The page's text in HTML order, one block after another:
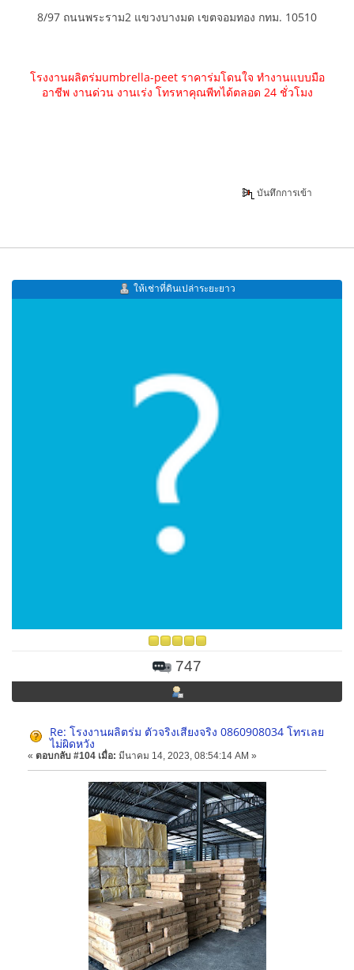
8/97 ถนนพระราม2 แขวงบางมด เขตจอมทอง กทม. 10510
โรงงานผลิตร่มumbrella-peet ราคาร่มโดนใจ ทำงานแบบมือ
อาชีพ งานด่วน งานเร่ง โทรหาคุณพีทได้ตลอด 24 ชั่วโมง
บันทึกการเข้า
ให้เช่าที่ดินเปล่าระยะยาว
747
Re: โรงงานผลิตร่ม ตัวจริงเสียงจริง 0860908034 โทรเลย
ไม่ผิดหวัง
« ตอบกลับ #104 เมื่อ: มีนาคม 14, 2023, 08:54:14 AM »